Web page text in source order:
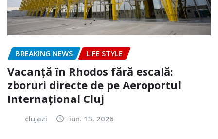
BREAKING NEWS LIFE STYLE
Vacanță în Rhodos fără escală:
zboruri directe de pe Aeroportul
Internațional Cluj
clujazi iun. 13, 2026